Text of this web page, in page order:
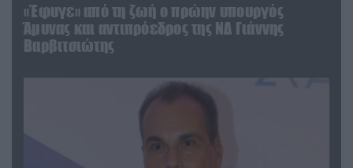
«Έφυγε» από τη ζωή ο πρώην υπουργός
Άμυνας και αντιπρόεδρος της ΝΔ Γιάννης
Βαρβιτσιώτης